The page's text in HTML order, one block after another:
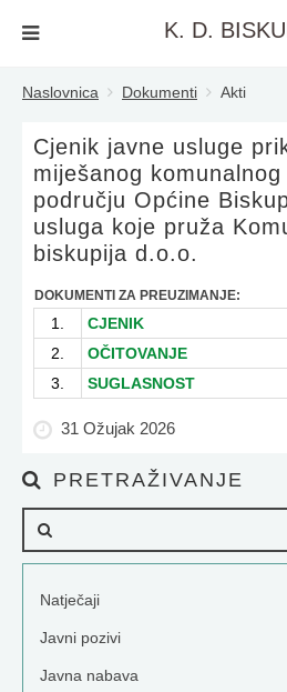
K. D.
Naslovnica Dokumenti Akti
Cjenik javne usluge
miješanog
području Općine
usluga koje pruža
biskupija d.o.o.
DOKUMENTI ZA PREUZIMANJE:
1. CJENIK
2.
OČITOVANJE
3.
SUGLASNOST
31 Ožujak 2026
PRETRAŽIVANJE
Natječaji
Javni pozivi
Javna nabava